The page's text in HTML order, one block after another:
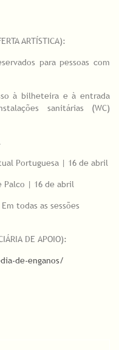
ARTÍSTICA):
para pessoas com
à bilheteira e à entrada
sanitárias (WC)
Portuguesa | 16 de abril
Palco | 16 de abril
todas as sessões
DE APOIO):
de-enganos/